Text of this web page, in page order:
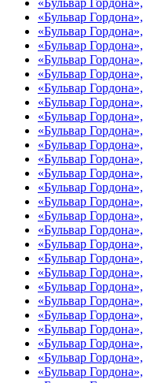
«Бульвар
«Бульвар
«Бульвар
«Бульвар
«Бульвар
«Бульвар
«Бульвар
«Бульвар
«Бульвар
«Бульвар
«Бульвар
«Бульвар
«Бульвар
«Бульвар
«Бульвар
«Бульвар
«Бульвар
«Бульвар
«Бульвар
«Бульвар
«Бульвар
«Бульвар
«Бульвар
«Бульвар
«Бульвар
«Бульвар